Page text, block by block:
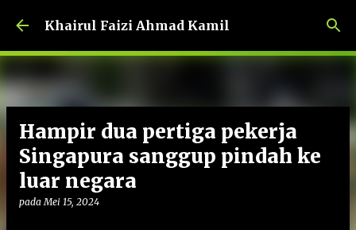
Langkau ke kandungan utama
Khairul Faizi Ahmad Kamil
Hampir dua pertiga pekerja
Singapura sanggup pindah ke
luar negara
padaMei 15, 2024